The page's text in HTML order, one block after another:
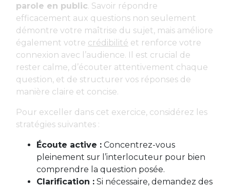
parole en public. Savoir répondre
efficacement aux questions non seulement
démontre votre maîtrise du sujet, mais améliore
également votre crédibilité et renforce votre
connexion avec l’audience. Il est crucial de
rester calme, d’écouter attentivement chaque
question, et de structurer vos réponses de
manière claire et concise.
Pour exceller dans cet exercice, considérez les
stratégies suivantes :
Écoute active : Concentrez-vous
pleinement sur l’interlocuteur pour bien
comprendre la question posée.
Clarification : Si nécessaire, demandez des